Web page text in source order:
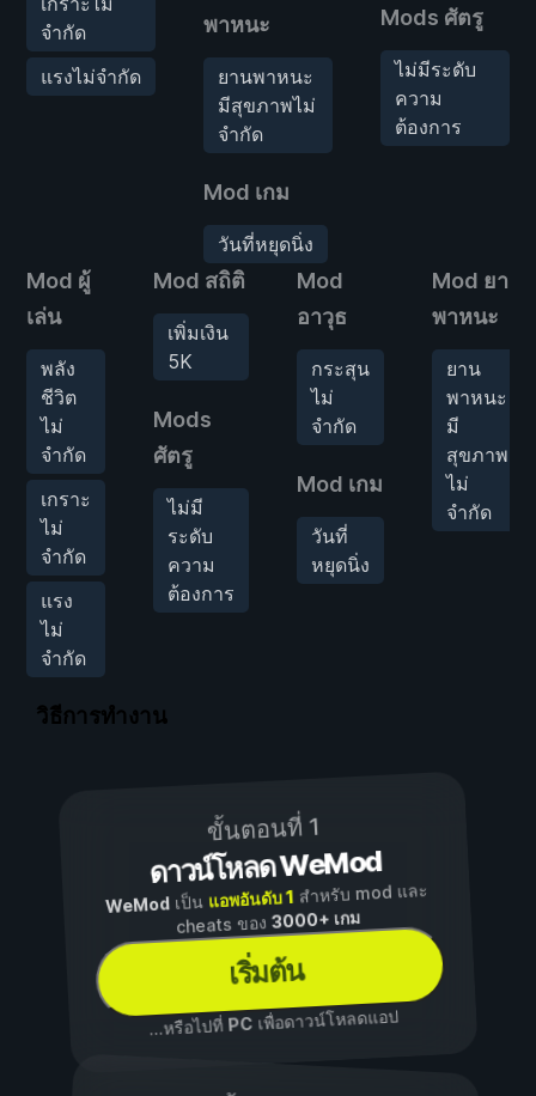
จำกัด
แรงไม่จำกัด
พาหนะ
ยานพาหนะ
มีสุขภาพไม่
จำกัด
Mod เกม
วันที่หยุดนิ่ง
Mods ศัตรู
ไม่มีระดับ
ความ
ต้องการ
Mod ผู้
เล่น
พลัง
ชีวิต
ไม่
จำกัด
เกราะ
ไม่
จำกัด
แรง
ไม่
จำกัด
Mod สถิติ
เพิ่มเงิน
5K
Mods
ศัตรู
ไม่มี
ระดับ
ความ
ต้องการ
Mod
อาวุธ
กระสุน
ไม่
จำกัด
Mod เกม
วันที่
หยุดนิ่ง
Mod ยาน
พาหนะ
ยาน
พาหนะ
มี
สุขภาพ
ไม่
จำกัด
วิธีการทำงาน
ขั้นตอนที่ 1
ดาวน์โหลด WeMod
WeModเป็น แอพอันดับ 1 สำหรับ mod และ
cheats ของ3000+ เกม
เริ่มต้น
...หรือไปที่ PCเพื่อดาวน์โหลดแอป